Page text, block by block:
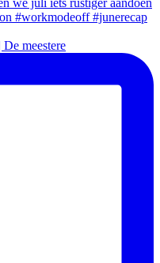
meestere